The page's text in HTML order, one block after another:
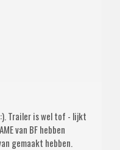
Trailer is wel tof - lijkt
van BF hebben
gemaakt hebben.